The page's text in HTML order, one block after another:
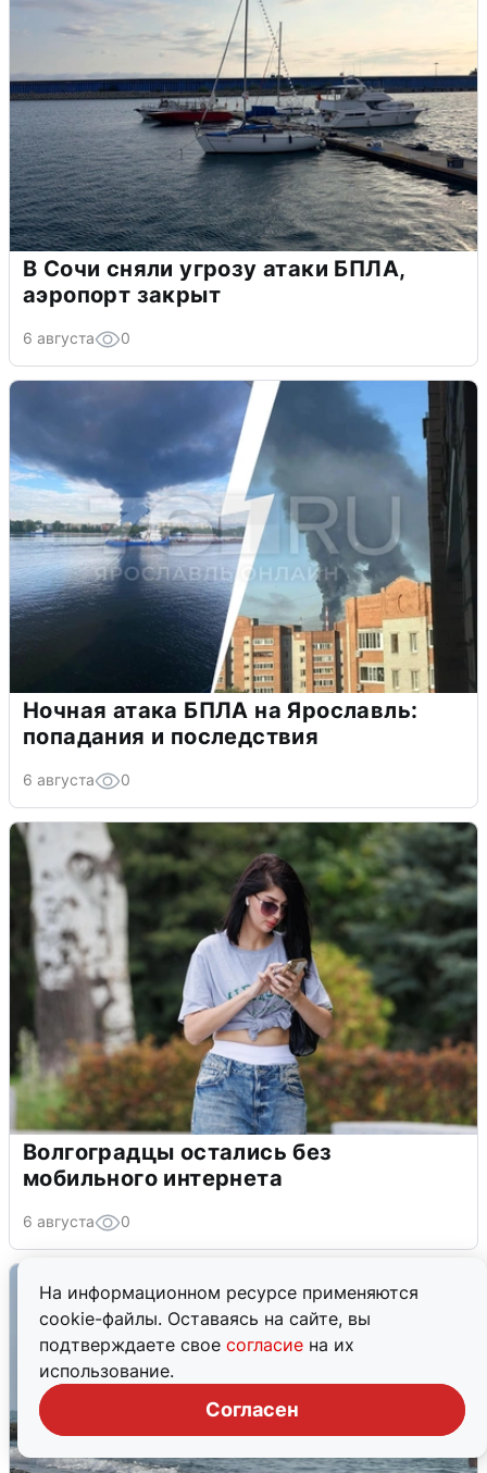
На информационном ресурсе применяются
cookie-файлы. Оставаясь на сайте, вы
подтверждаете свое согласие на их
использование.
Согласен
В Сочи сняли угрозу атаки БПЛА,
аэропорт закрыт
6 августа 0
Ночная атака БПЛА на Ярославль:
попадания и последствия
6 августа 0
Волгоградцы остались без
мобильного интернета
6 августа 0